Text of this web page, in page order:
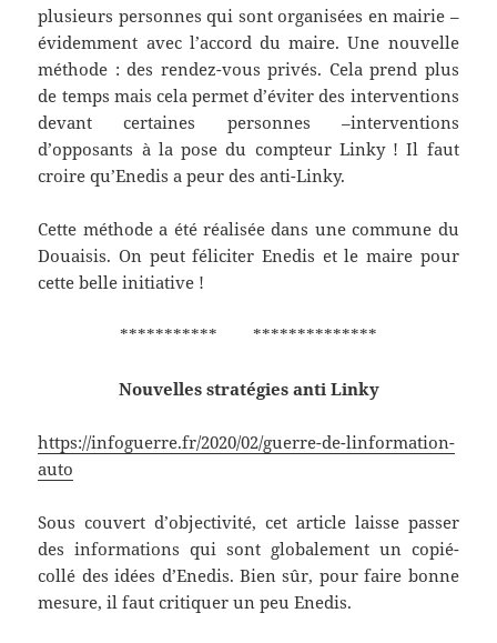
plusieurs personnes qui sont organisées en mairie –
évidemment avec l’accord du maire. Une nouvelle
méthode : des rendez-vous privés. Cela prend plus
de temps mais cela permet d’éviter des interventions
devant certaines personnes –interventions
d’opposants à la pose du compteur Linky ! Il faut
croire qu’Enedis a peur des anti-Linky.
Cette méthode a été réalisée dans une commune du
Douaisis. On peut féliciter Enedis et le maire pour
cette belle initiative !
*********** **************
Nouvelles stratégies anti Linky
https://infoguerre.fr/2020/02/guerre-de-linformation-
auto
Sous couvert d’objectivité, cet article laisse passer
des informations qui sont globalement un copié-
collé des idées d’Enedis. Bien sûr, pour faire bonne
mesure, il faut critiquer un peu Enedis.